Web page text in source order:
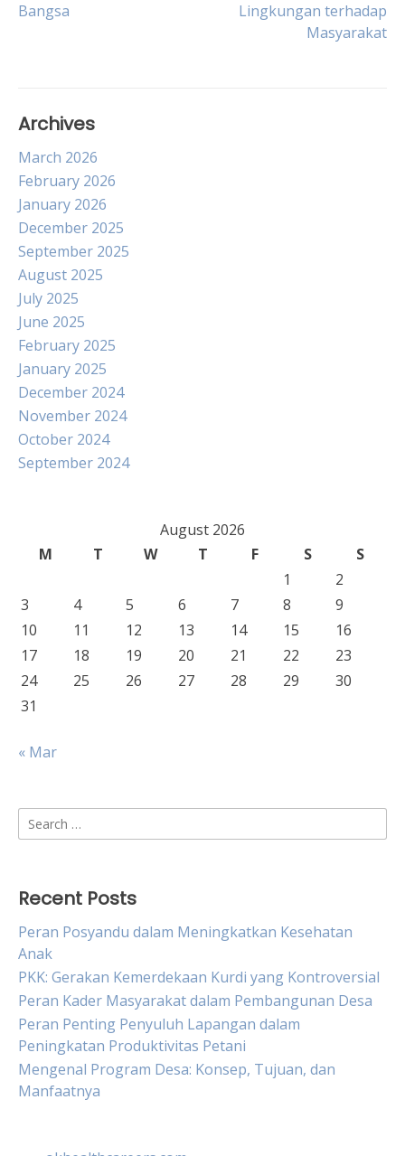
navigation
Bangsa
Lingkungan terhadap
Masyarakat
Archives
March 2026
February 2026
January 2026
December 2025
September 2025
August 2025
July 2025
June 2025
February 2025
January 2025
December 2024
November 2024
October 2024
September 2024
August 2026
M
T W T F S
S
1
2
3
4 5 6 7 8
9
10
11 12 13 14 15
16
17
18 19 20 21 22
23
24
25 26 27 28 29
30
31
« Mar
Search
for:
Recent Posts
Peran Posyandu dalam Meningkatkan Kesehatan
Anak
PKK: Gerakan Kemerdekaan Kurdi yang Kontroversial
Peran Kader Masyarakat dalam Pembangunan Desa
Peran Penting Penyuluh Lapangan dalam
Peningkatan Produktivitas Petani
Mengenal Program Desa: Konsep, Tujuan, dan
Manfaatnya